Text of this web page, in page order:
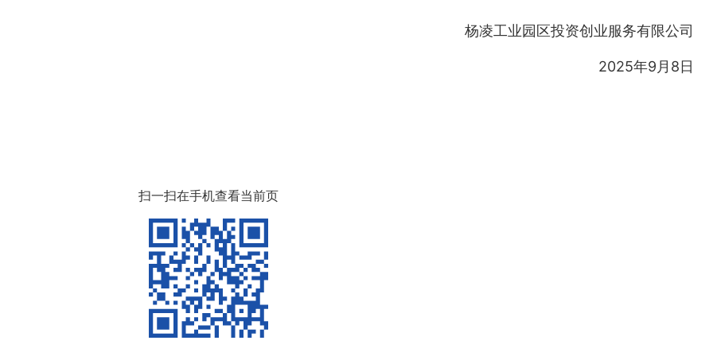
杨凌工业园区投资创业服务有限公司
2025年9月8日
扫一扫在手机查看当前页